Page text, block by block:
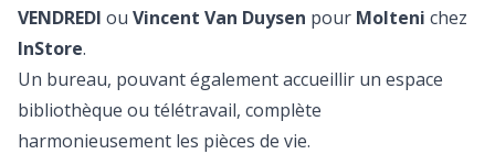
VENDREDI ou Vincent Van Duysen pour Molteni chez
InStore.
Un bureau, pouvant également accueillir un espace
bibliothèque ou télétravail, complète
harmonieusement les pièces de vie.